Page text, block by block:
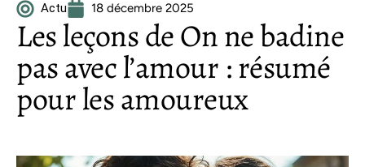
Actu 18 décembre 2025
Les leçons de On ne badine
pas avec l’amour : résumé
pour les amoureux